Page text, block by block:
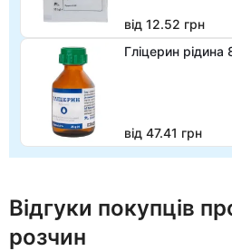
від 12.52 грн
Гліцерин
від 47.41 грн
Відгуки покупців
розчин